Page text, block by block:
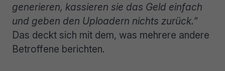
generieren, kassieren sie das Geld einfach
und geben den Uploadern nichts zurück.“
Das deckt sich mit dem, was mehrere andere
Betroffene berichten.